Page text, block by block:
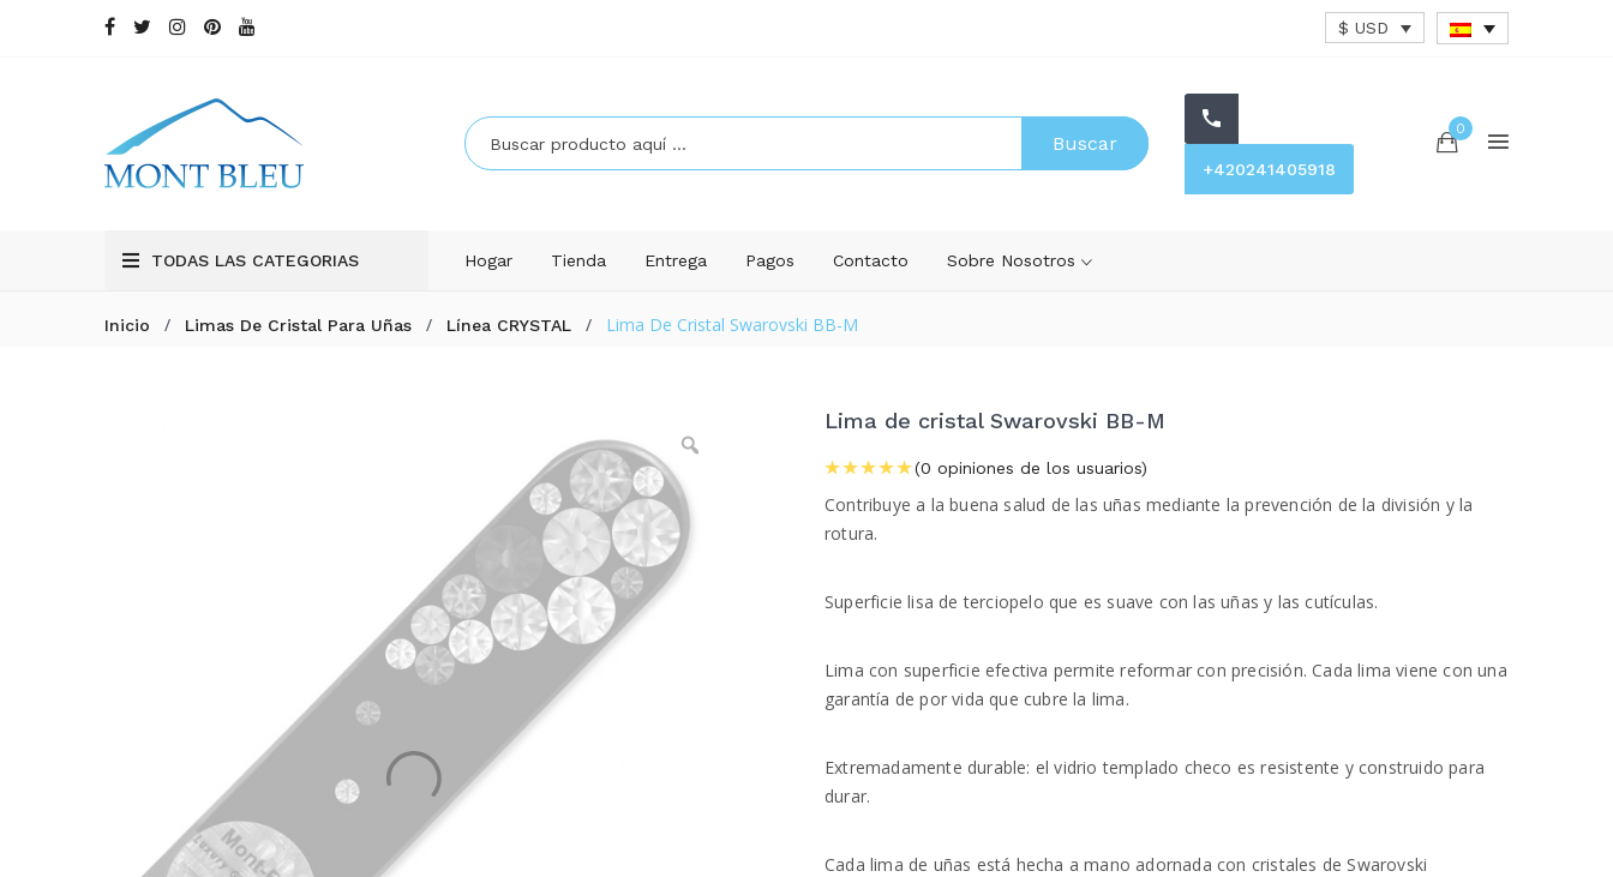
$ USD
Buscar
+420241405918
0
TODAS LAS CATEGORIAS Hogar Tienda Entrega Pagos Contacto Sobre Nosotros
Inicio / Limas De Cristal Para Uñas / Línea CRYSTAL / Lima De Cristal Swarovski BB-M
Lima de cristal Swarovski BB-M
(0 opiniones de los usuarios)
Contribuye a la buena salud de las uñas mediante la prevención de la división y la
rotura.
Superficie lisa de terciopelo que es suave con las uñas y las cutículas.
Lima con superficie efectiva permite reformar con precisión. Cada lima viene con una
garantía de por vida que cubre la lima.
Extremadamente durable: el vidrio templado checo es resistente y construido para
durar.
Cada lima de uñas está hecha a mano adornada con cristales de Swarovski